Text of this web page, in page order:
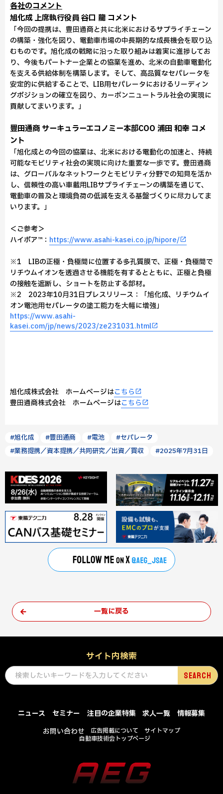
各社のコメント
旭化成 上席執行役員 谷口 龍 コメント
「今回の提携は、豊田通商と共に北米におけるサプライチェーン
の構築・強化を図り、電動車市場の中長期的な成長機会を取り込
むものです。旭化成の戦略に沿った取り組みは着実に進捗してお
り、今後もパートナー企業との協業を進め、北米の自動車電動化
を支える供給体制を構築します。そして、高品質なセパレータを
安定的に供給することで、LIB用セパレータにおけるリーディン
グポジションの確立を図り、カーボンニュートラル社会の実現に
貢献してまいります。」
豊田通商 サーキュラーエコノミー本部COO 浦田 和幸 コメ
ント
「旭化成との今回の協業は、北米における電動化の加速と、持続
可能なモビリティ社会の実現に向けた重要な一歩です。豊田通商
は、グローバルなネットワークとモビリティ分野での知見を活か
し、信頼性の高い車載用LIBサプライチェーンの構築を通じて、
電動車の普及と環境負荷の低減を支える基盤づくりに尽力してま
いります。」
＜ご参考＞
ハイポア™： https://www.asahi-kasei.co.jp/hipore/
※1 LIBの正極・負極間に位置する多孔質膜で、正極・負極間で
リチウムイオンを透過させる機能を有するとともに、正極と負極
の接触を遮断し、ショートを防止する部材。
※2 2023年10月31日プレスリリース：「旭化成、リチウムイ
オン電池用セパレータの塗工能力を大幅に増強」
https://www.asahi-
kasei.com/jp/news/2023/ze231031.html
旭化成株式会社 ホームページはこちら
豊田通商株式会社 ホームページはこちら
#旭化成 #豊田通商 #電池
#セパレータ
#業務提携／資本提携／共同研究／出資／買収
#2025年7月31日
一覧に戻る
サイト内検索
ニュース セミナー 注目の企業特集 求人一覧
情報募集
お問い合わせ
広告掲載について
サイトマップ
自動車技術会トップページ